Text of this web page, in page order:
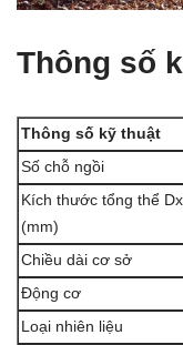
Thông số
Thông số kỹ thuật
Số chỗ ngồi
Kích thước tổng thể
(mm)
Chiều dài cơ sở
Động cơ
Loại nhiên liệu